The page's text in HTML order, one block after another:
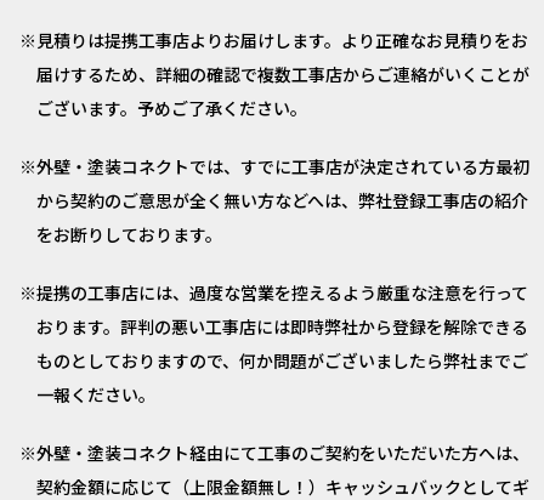
見積りは提携工事店よりお届けします。より正確なお見積りをお
届けするため、詳細の確認で複数工事店からご連絡がいくことが
ございます。予めご了承ください。
外壁・塗装コネクトでは、すでに工事店が決定されている方最初
から契約のご意思が全く無い方などへは、弊社登録工事店の紹介
をお断りしております。
提携の工事店には、過度な営業を控えるよう厳重な注意を行って
おります。評判の悪い工事店には即時弊社から登録を解除できる
ものとしておりますので、何か問題がございましたら弊社までご
一報ください。
外壁・塗装コネクト経由にて工事のご契約をいただいた方へは、
契約金額に応じて（上限金額無し！）キャッシュバックとしてギ